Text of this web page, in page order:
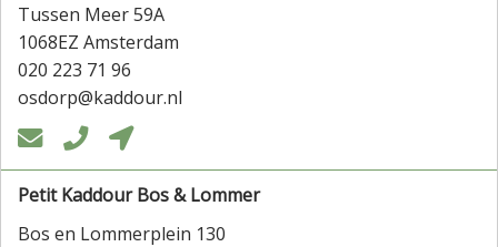
Tussen Meer 59A
1068EZ Amsterdam
020 223 71 96
osdorp@kaddour.nl
  
Petit Kaddour Bos & Lommer
Bos en Lommerplein 130